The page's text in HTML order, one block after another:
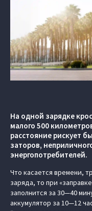
На одной зарядке
малого 500
расстояние рискует
заторов,
энергопотребителей.
Что касается времени,
заряда, то при
заполнится за 30—40
аккумулятор за 10—12